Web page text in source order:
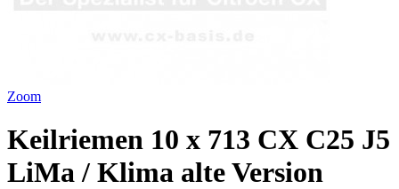
Zoom
Keilriemen 10 x 713 CX C25 J5
LiMa / Klima alte Version